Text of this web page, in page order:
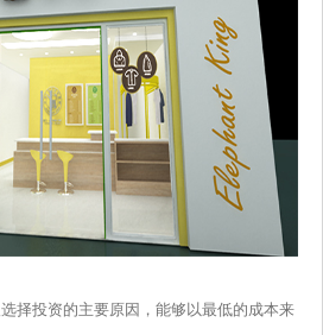
投资的主要原因，能够以最低的成本来